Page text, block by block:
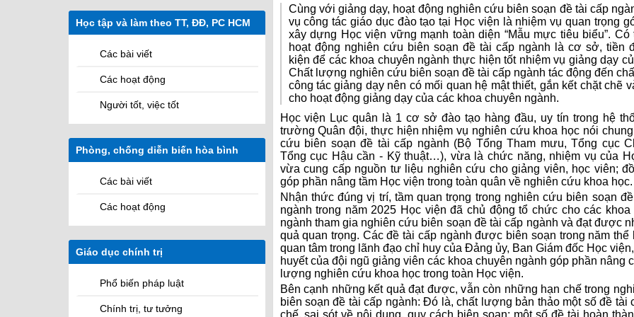
Các Hệ quản lý học viên
Học tập và làm theo TT, ĐĐ, PC HCM
Các bài viết
Các hoạt động
Người tốt, việc tốt
Phòng, chống diễn biến hòa bình
Các bài viết
Các hoạt động
Giáo dục chính trị
Phổ biến pháp luật
Chính trị, tư tưởng
Cùng với giảng dạy, hoạt động nghiên cứu biên soạn đề tài cấp
vụ công tác giáo dục đào tạo tại Học viện là nhiệm vụ quan trọng
xây dựng Học viện vững mạnh toàn diện “Mẫu mực tiêu biểu”. Có
hoạt động nghiên cứu biên soạn đề tài cấp ngành là cơ sở, tiền
kiện để các khoa chuyên ngành thực hiện tốt nhiệm vụ giảng dạy
Chất lượng nghiên cứu biên soạn đề tài cấp ngành tác động đến
công tác giảng dạy nên có mối quan hệ mật thiết, gắn kết chặt chẽ
cho hoạt động giảng dạy của các khoa chuyên ngành.
Học viện Lục quân là 1 cơ sở đào tạo hàng đầu, uy tín trong hệ
trường Quân đội, thực hiện nhiệm vụ nghiên cứu khoa học nói
cứu biên soạn đề tài cấp ngành (Bộ Tổng Tham mưu, Tổng cục
Tổng cục Hậu cần - Kỹ thuật…), vừa là chức năng, nhiệm vụ của
vừa cung cấp nguồn tư liệu nghiên cứu cho giảng viên, học viên;
góp phần nâng tầm Học viện trong toàn quân về nghiên cứu khoa học.
Nhận thức đúng vị trí, tầm quan trọng trong nghiên cứu biên soạn
ngành trong năm 2025 Học viện đã chủ động tổ chức cho các khoa
ngành tham gia nghiên cứu biên soạn đề tài cấp ngành và đạt được
quả quan trọng. Các đề tài cấp ngành được biên soạn trong năm thể
quan tâm trong lãnh đạo chỉ huy của Đảng ủy, Ban Giám đốc Học
huyết của đội ngũ giảng viên các khoa chuyên ngành góp phần nâng
lượng nghiên cứu khoa học trong toàn Học viện.
Bên cạnh những kết quả đạt được, vẫn còn những hạn chế trong
biên soạn đề tài cấp ngành: Đó là, chất lượng bản thảo một số đề tài
chế, sai sót về nội dung, quy cách biên soạn; một số đề tài hoàn
Thứ năm,16/02/2017
Một số hình ảnh
Thứ năm,16/02/2017
Một số hình ảnh